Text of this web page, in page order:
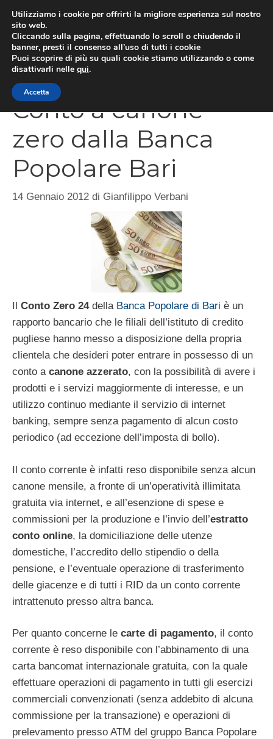
contenuto
Conto a canone
zero dalla Banca
Popolare Bari
14 Gennaio 2012 di Gianfilippo Verbani
Il Conto Zero 24della Banca Popolare di Bari è un
rapporto bancario che le filiali dell’istituto di credito
pugliese hanno messo a disposizione della propria
clientela che desideri poter entrare in possesso di un
conto a canone azzerato, con la possibilità di avere i
prodotti e i servizi maggiormente di interesse, e un
utilizzo continuo mediante il servizio di internet
banking, sempre senza pagamento di alcun costo
periodico (ad eccezione dell’imposta di bollo).
Il conto corrente è infatti reso disponibile senza alcun
canone mensile, a fronte di un’operatività illimitata
gratuita via internet, e all’esenzione di spese e
commissioni per la produzione e l’invio dell’estratto
conto online, la domiciliazione delle utenze
domestiche, l’accredito dello stipendio o della
pensione, e l’eventuale operazione di trasferimento
delle giacenze e di tutti i RID da un conto corrente
intrattenuto presso altra banca.
Per quanto concerne le carte di pagamento, il conto
corrente è reso disponibile con l’abbinamento di una
carta bancomat internazionale gratuita, con la quale
effettuare operazioni di pagamento in tutti gli esercizi
commerciali convenzionati (senza addebito di alcuna
commissione per la transazione) e operazioni di
prelevamento presso ATM del gruppo Banca Popolare
Utilizziamo i cookie per offrirti la migliore esperienza sul nostro
sito web.
Cliccando sulla pagina, effettuando lo scroll o chiudendo il
banner, presti il consenso all’uso di tutti i cookie
Puoi scoprire di più su quali cookie stiamo utilizzando o come
disattivarli nelle qui.
Accetta